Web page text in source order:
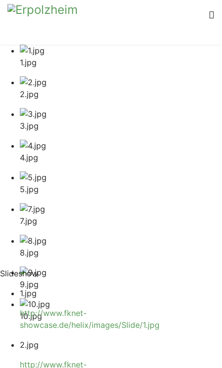
1.jpg
2.jpg
3.jpg
4.jpg
5.jpg
7.jpg
8.jpg
9.jpg
10.jpg
Slideshow
1.jpg
http://www.fknet-
showcase.de/helix/images/Slide/1.jpg
2.jpg
http://www.fknet-